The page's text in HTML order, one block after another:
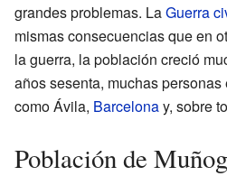
grandes problemas. LaGuerra
mismas consecuencias que en
la guerra, la población creció
años sesenta, muchas
como Ávila, Barcelonay, sobre
Población de